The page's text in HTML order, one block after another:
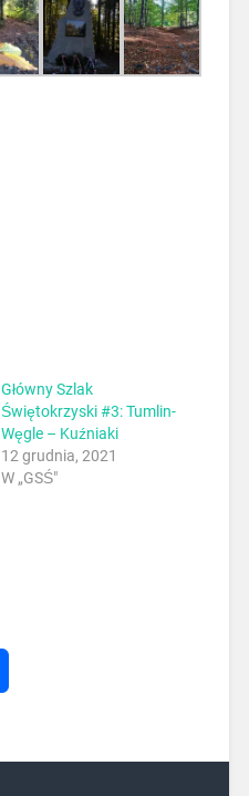
Główny Szlak
Świętokrzyski #3: Tumlin-
Węgle – Kuźniaki
12 grudnia, 2021
W „GSŚ"